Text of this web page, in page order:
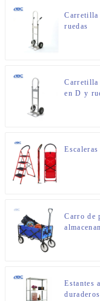
Carretilla
ruedas
Carretilla
en D y
Carro de
Estantes